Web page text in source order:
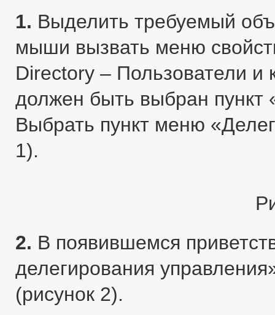
1. Выделить требуемый
мыши вызвать меню
Directory – Пользователи
должен быть выбран
Выбрать пункт меню
1).
2. В появившемся
делегирования
(рисунок 2).